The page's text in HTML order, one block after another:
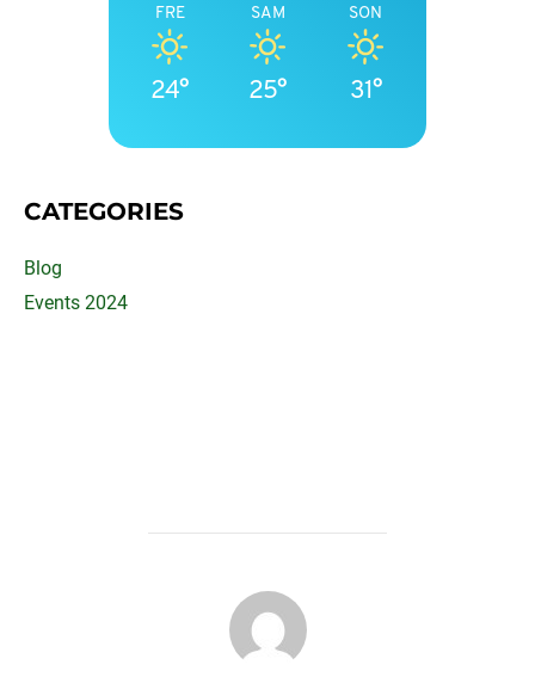
FRE
24°
SAM
25°
SON
31°
CATEGORIES
Blog
Events 2024
BEITRAGSAUTOR